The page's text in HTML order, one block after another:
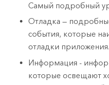
Самый подробный
Отладка —
события, которые
отладки приложения.
Информация -
которые освещают